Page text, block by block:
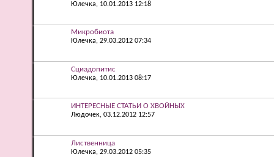
Юлечка, 10.01.2013 12:18
Микробиота
Юлечка, 29.03.2012 07:34
Сциадопитис
Юлечка, 10.01.2013 08:17
ИНТЕРЕСНЫЕ СТАТЬИ О ХВОЙНЫХ
Людочек, 03.12.2012 12:57
Лиственница
Юлечка, 29.03.2012 05:35